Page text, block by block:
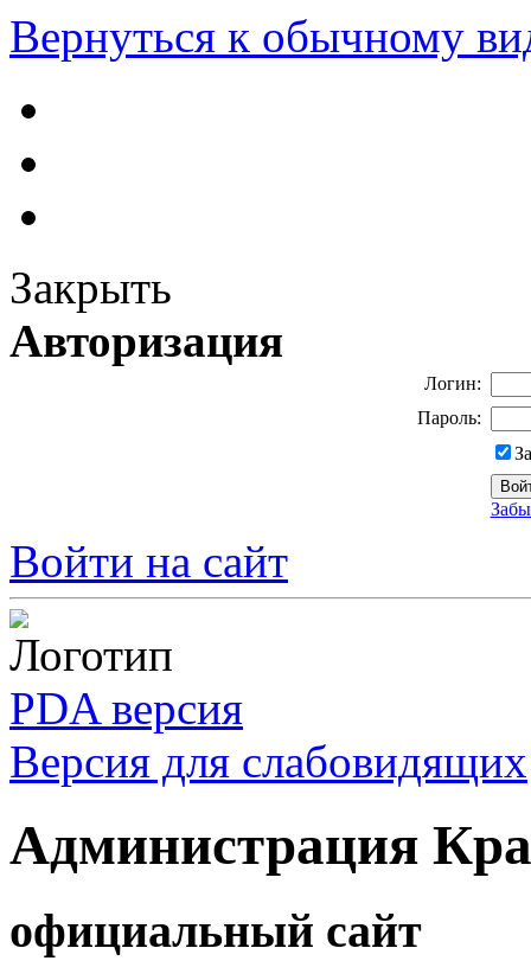
Вернуться к обычному
Закрыть
Авторизация
Логин:
Пароль:
Войти на сайт
PDA версия
Версия для слабовидящих
Администрация
официальный сайт